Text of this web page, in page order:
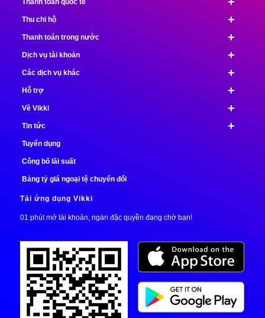
Thanh toán quốc tế
+
Thu chi hộ
+
Thanh toán trong nước
+
Dịch vụ tài khoản
+
Các dịch vụ khác
+
Hỗ trợ
+
Về Vikki
+
Tin tức
Tuyển dụng
Công bố lãi suất
Bảng tỷ giá ngoại tệ chuyển đổi
Tải ứng dụng Vikki
01 phút mở tài khoản, ngàn đặc quyền đang chờ bạn!